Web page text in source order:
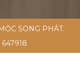
SONG PHÁT.
647918